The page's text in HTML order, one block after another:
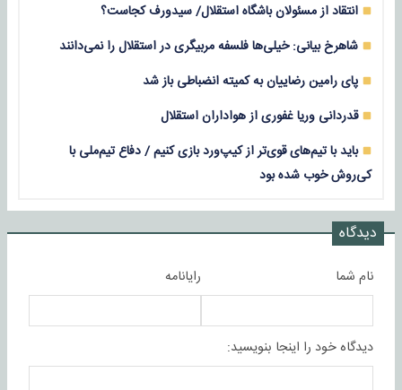
انتقاد از مسئولان باشگاه استقلال/ سیدورف کجاست؟
شاهرخ بیانی: خیلی‌ها فلسفه مربیگری در استقلال را نمی‌دانند
پای رامین رضاییان به کمیته انضباطی باز شد
قدردانی وریا غفوری از هواداران استقلال
باید با تیم‌های قوی‌تر از کیپ‌ورد بازی کنیم / دفاع تیم‌ملی با
کی‌روش خوب شده بود
دیدگاه
نام شما رایانامه
دیدگاه خود را اینجا بنویسید: